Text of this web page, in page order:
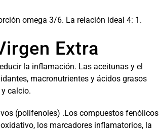
omega 3/6. La relación ideal 4: 1.
Extra
la inflamación. Las aceitunas y el
macronutrientes y ácidos grasos
calcio.
(polifenoles) .Los compuestos fenólicos
los marcadores inflamatorios, la